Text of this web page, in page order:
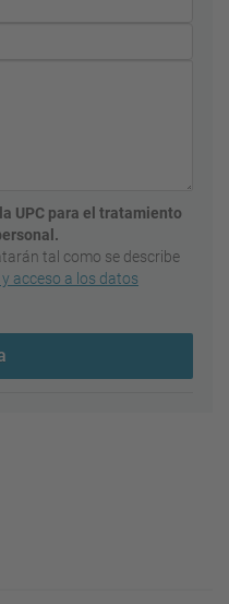
UPC para el tratamiento
tal como se describe
acceso a los datos